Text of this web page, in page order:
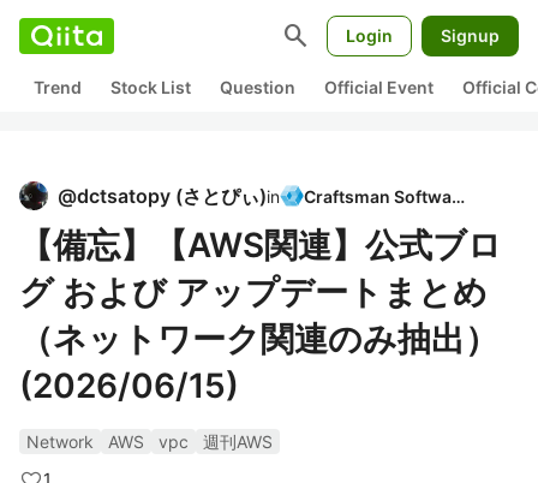
search Login Signup
Trend Stock List Question Official Event Official
@dctsatopy (さとぴぃ)in Craftsman Software
【備忘】【AWS関連】公式ブロ
グ および アップデートまとめ
（ネットワーク関連のみ抽出）
(2026/06/15)
Network AWS vpc
週刊AWS
1